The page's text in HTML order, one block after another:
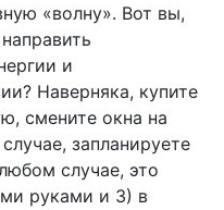
«волну». Вот вы,
и
Наверняка, купите
смените окна на
запланируете
случае, это
руками и 3) в